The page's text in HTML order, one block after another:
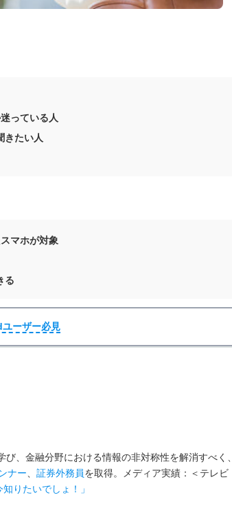
っている人
きたい人
マホが対象
る
ーザー必見
び、金融分野における情報の非対称性を解消すべく、
ナー 証券外務員を取得。メディア実績：＜テレビ
りたいでしょ！ 」